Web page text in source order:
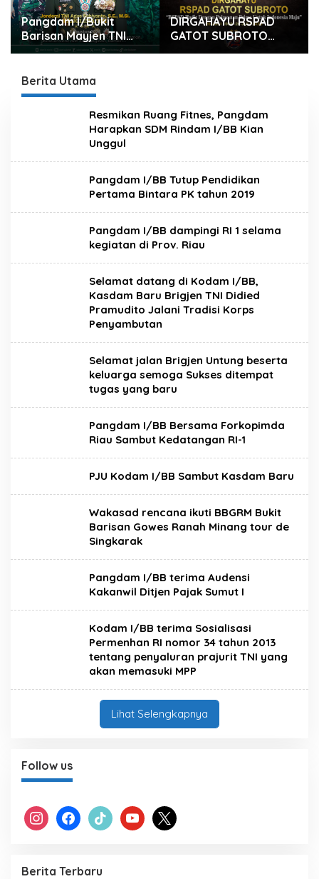
Pangdam I/Bukit
Barisan Mayjen TNI
Hendy Antariksa
besar Kodam I/BB
Mengucapkan :
Jenderal TNI Agus
Subiyanto, S.E., M.Si.
Panglima TNI
DIRGAHAYU RSPAD
GATOT SUBROTO
“RSPAD Hadir Dengan
Berita Utama
Resmikan Ruang Fitnes, Pangdam
Harapkan SDM Rindam I/BB Kian
Unggul
Pangdam I/BB Tutup Pendidikan
Pertama Bintara PK tahun 2019
Pangdam I/BB dampingi RI 1 selama
kegiatan di Prov. Riau
Selamat datang di Kodam I/BB,
Kasdam Baru Brigjen TNI Didied
Pramudito Jalani Tradisi Korps
Penyambutan
Selamat jalan Brigjen Untung beserta
keluarga semoga Sukses ditempat
tugas yang baru
Pangdam I/BB Bersama Forkopimda
Riau Sambut Kedatangan RI-1
PJU Kodam I/BB Sambut Kasdam Baru
Wakasad rencana ikuti BBGRM Bukit
Barisan Gowes Ranah Minang tour de
Singkarak
Pangdam I/BB terima Audensi
Kakanwil Ditjen Pajak Sumut I
Kodam I/BB terima Sosialisasi
Permenhan RI nomor 34 tahun 2013
tentang penyaluran prajurit TNI yang
akan memasuki MPP
Lihat Selengkapnya
Follow us
instagram facebook tiktok youtube x
Berita Terbaru